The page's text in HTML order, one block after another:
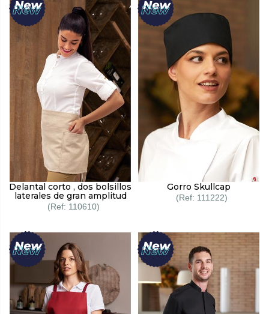
Delantal corto , dos bolsillos
laterales de gran amplitud
110610
Gorro Skullcap
111222